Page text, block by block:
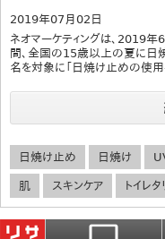
2019年07月02日
ネオマーケティングは、2019
間、全国の15歳以上の夏に日
名を対象に「日焼け止めの使用
日焼け止め 日焼け
肌 スキンケア トイレ